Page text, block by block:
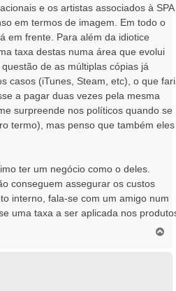
e os artistas associados à SPA
em termos de imagem. Em todo o
em frente. Para além da idiotice
taxa destas numa área que evolui
de as múltiplas cópias já
casos (iTunes, Steam, etc), o que
a pagar duas vezes pela mesma
surpreende nos políticos quando se
termo), mas penso que também eles
ter um negócio como o deles.
conseguem assegurar os custos
interno, fala-se com um amigo num
uma taxa a ser aplicada nos